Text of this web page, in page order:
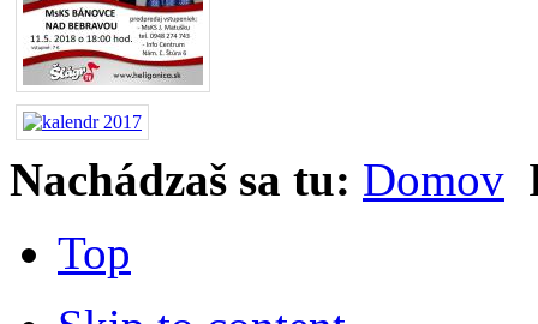
Nachádzaš sa tu: Domov
Top